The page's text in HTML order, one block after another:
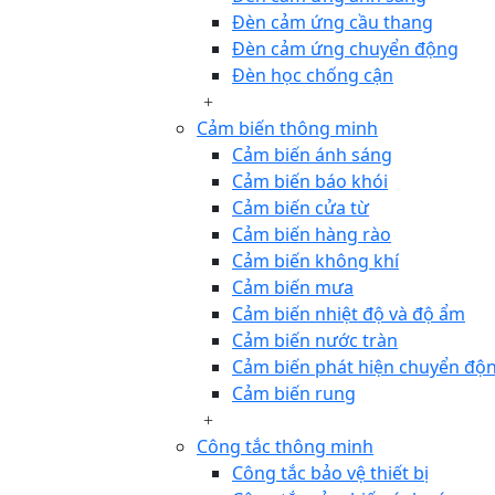
Đèn cảm ứng cầu thang
Đèn cảm ứng chuyển động
Đèn học chống cận
Cảm biến thông minh
Cảm biến ánh sáng
Cảm biến báo khói
Cảm biến cửa từ
Cảm biến hàng rào
Cảm biến không khí
Cảm biến mưa
Cảm biến nhiệt độ và độ ẩm
Cảm biến nước tràn
Cảm biến phát hiện chuyển
Cảm biến rung
Công tắc thông minh
Công tắc bảo vệ thiết bị